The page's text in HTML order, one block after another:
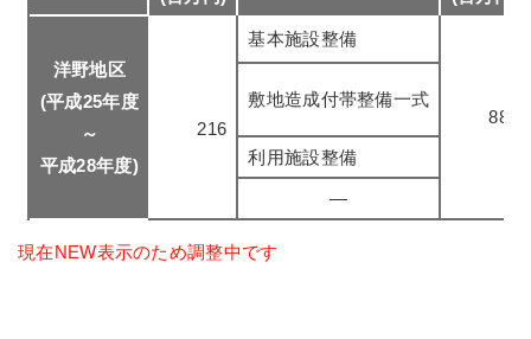
洋野地区
(平成25年度
～
平成28年度)
216
基本施設整備
880
敷地造成付帯整備一式
利用施設整備
―
現在NEW表示のため調整中です